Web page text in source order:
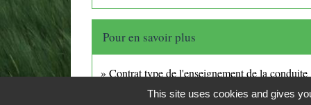
Pour en savoir plus
Contrat type de l'enseignement de la conduite
This site uses cookies and gives